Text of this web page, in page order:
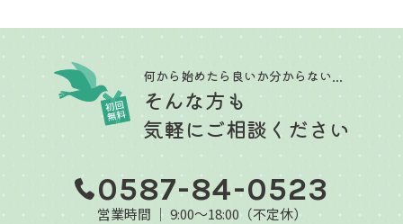
何から始めたら良いか分からない...
そんな方も
気軽にご相談ください
0587-84-0523
営業時間 │ 9:00～18:00（不定休）